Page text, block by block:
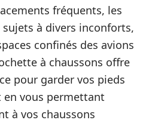
fréquents, les
à divers inconforts,
confinés des avions
à chaussons offre
pour garder vos pieds
vous permettant
à vos chaussons